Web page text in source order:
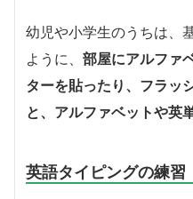
幼児や小学生のうちは、
ように、 部屋にアルファ
ターを貼ったり、フラッ
と、アルファベットや英
英語タイピングの練習